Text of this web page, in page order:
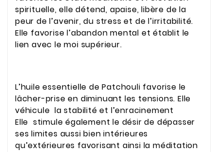
spirituelle, elle détend, apaise, libère de la
peur de l’avenir, du stress et de l’irritabilité.
Elle favorise l’abandon mental et établit le
lien avec le moi supérieur.
L’huile essentielle de Patchouli favorise le
lâcher-prise en diminuant les tensions. Elle
véhicule la stabilité et l’enracinement
Elle stimule également le désir de dépasser
ses limites aussi bien intérieures
qu’extérieures favorisant ainsi la méditation